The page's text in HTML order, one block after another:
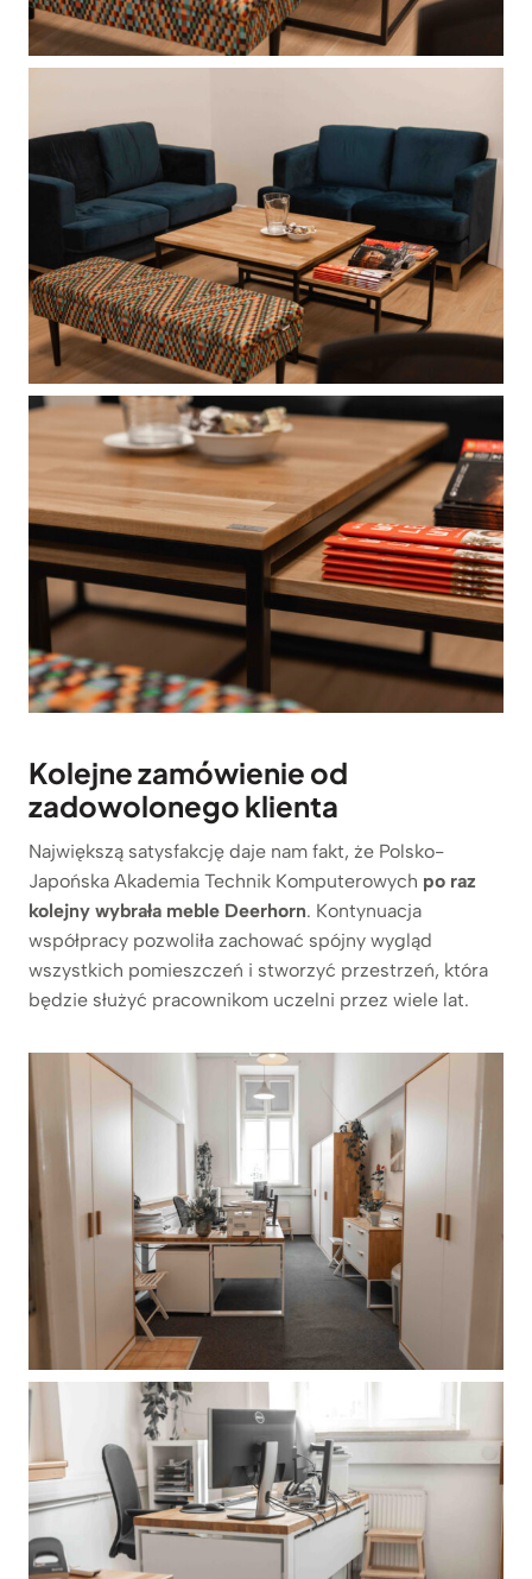
Kolejne zamówienie od
zadowolonego klienta
Największą satysfakcję daje nam fakt, że Polsko-
Japońska Akademia Technik Komputerowych po raz
kolejny wybrała meble Deerhorn. Kontynuacja
współpracy pozwoliła zachować spójny wygląd
wszystkich pomieszczeń i stworzyć przestrzeń, która
będzie służyć pracownikom uczelni przez wiele lat.